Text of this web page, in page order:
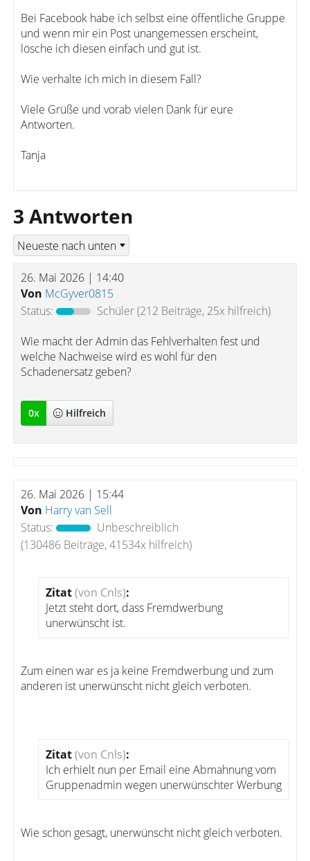
Bei Facebook habe ich selbst eine öffentliche Gruppe
und wenn mir ein Post unangemessen erscheint,
lösche ich diesen einfach und gut ist.
Wie verhalte ich mich in diesem Fall?
Viele Grüße und vorab vielen Dank für eure
Antworten.
Tanja
3 Antworten
26. Mai 2026 | 14:40
Von McGyver0815
Status:
Schüler(212 Beiträge, 25x hilfreich)
Wie macht der Admin das Fehlverhalten fest und
welche Nachweise wird es wohl für den
Schadenersatz geben?
0x Hilfreich
26. Mai 2026 | 15:44
Von Harry van Sell
Status:
Unbeschreiblich
(130486 Beiträge, 41534x hilfreich)
Zitat(von Cnls):
Jetzt steht dort, dass Fremdwerbung
unerwünscht ist.
Zum einen war es ja keine Fremdwerbung und zum
anderen ist unerwünscht nicht gleich verboten.
Zitat(von Cnls):
Ich erhielt nun per Email eine Abmahnung vom
Gruppenadmin wegen unerwünschter Werbung
Wie schon gesagt, unerwünscht nicht gleich verboten.